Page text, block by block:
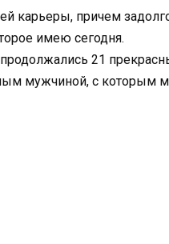
карьеры, причем
имею сегодня.
21
мужчиной, с которым